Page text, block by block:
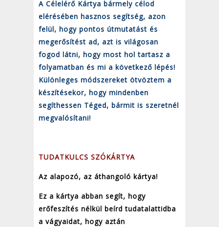
A Célelérő Kártya bármely célod
elérésében hasznos segítség, azon
felül, hogy pontos útmutatást és
megerősítést ad, azt is világosan
fogod látni, hogy most hol tartasz a
folyamatban és mi a következő lépés!
Különleges módszereket ötvöztem a
készítésekor, hogy mindenben
segíthessen Téged, bármit is szeretnél
megvalósítani!
TUDATKULCS SZÓKÁRTYA
Az alapozó, az áthangoló kártya!
Ez a kártya abban segít, hogy
erőfeszítés nélkül beírd tudatalattidba
a vágyaidat, hogy aztán